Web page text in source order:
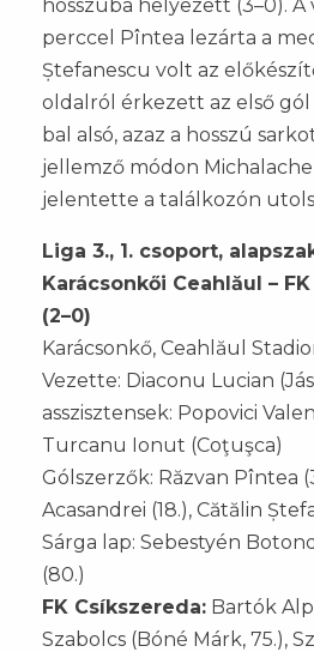
hosszúba helyezett (3–0).
perccel Pîntea lezárta a
Ștefanescu volt az
oldalról érkezett az első gól
bal alsó, azaz a hosszú
jellemző módon
jelentette a találkozón
Liga 3., 1. csoport,
Karácsonkői Ceahlăul –
(2–0)
Karácsonkő, Ceahlăul
Vezette: Diaconu Lucian
asszisztensek: Popovici
Turcanu Ionut (Coţuşca)
Gólszerzők: Răzvan Pîntea
Acasandrei (18.), Cătălin
Sárga lap: Sebestyén
(80.)
FK Csíkszereda: Bartók
Szabolcs (Bóné Márk, 75.),